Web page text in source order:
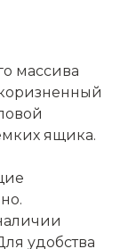
массива
ящика.
удобства